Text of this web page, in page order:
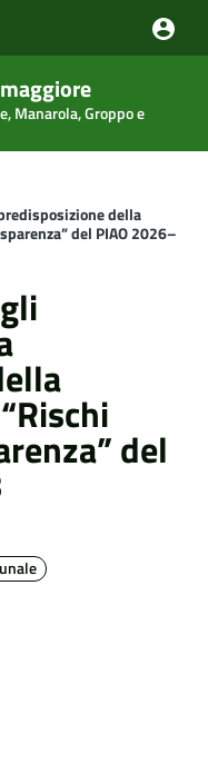
Manarola, Groppo e
della
del PIAO 2026–
del